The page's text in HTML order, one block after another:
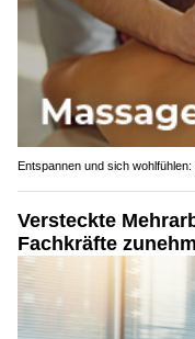
Entspannen und sich
Versteckte
Fachkräfte